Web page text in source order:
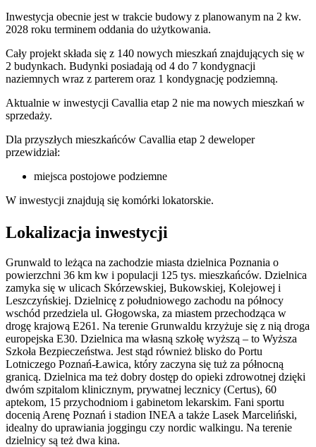
Inwestycja obecnie jest w trakcie budowy z planowanym na 2 kw.
2028 roku terminem oddania do użytkowania.
Cały projekt składa się z 140 nowych mieszkań znajdujących się w
2 budynkach. Budynki posiadają od 4 do 7 kondygnacji
naziemnych wraz z parterem oraz 1 kondygnację podziemną.
Aktualnie w inwestycji Cavallia etap 2 nie ma nowych mieszkań w
sprzedaży.
Dla przyszłych mieszkańców Cavallia etap 2 deweloper
przewidział:
miejsca postojowe podziemne
W inwestycji znajdują się komórki lokatorskie.
Lokalizacja inwestycji
Grunwald to leżąca na zachodzie miasta dzielnica Poznania o
powierzchni 36 km kw i populacji 125 tys. mieszkańców. Dzielnica
zamyka się w ulicach Skórzewskiej, Bukowskiej, Kolejowej i
Leszczyńskiej. Dzielnicę z południowego zachodu na północy
wschód przedziela ul. Głogowska, za miastem przechodząca w
drogę krajową E261. Na terenie Grunwaldu krzyżuje się z nią droga
europejska E30. Dzielnica ma własną szkołę wyższą – to Wyższa
Szkoła Bezpieczeństwa. Jest stąd również blisko do Portu
Lotniczego Poznań-Ławica, który zaczyna się tuż za północną
granicą. Dzielnica ma też dobry dostęp do opieki zdrowotnej dzięki
dwóm szpitalom klinicznym, prywatnej lecznicy (Certus), 60
aptekom, 15 przychodniom i gabinetom lekarskim. Fani sportu
docenią Arenę Poznań i stadion INEA a także Lasek Marceliński,
idealny do uprawiania joggingu czy nordic walkingu. Na terenie
dzielnicy są też dwa kina.